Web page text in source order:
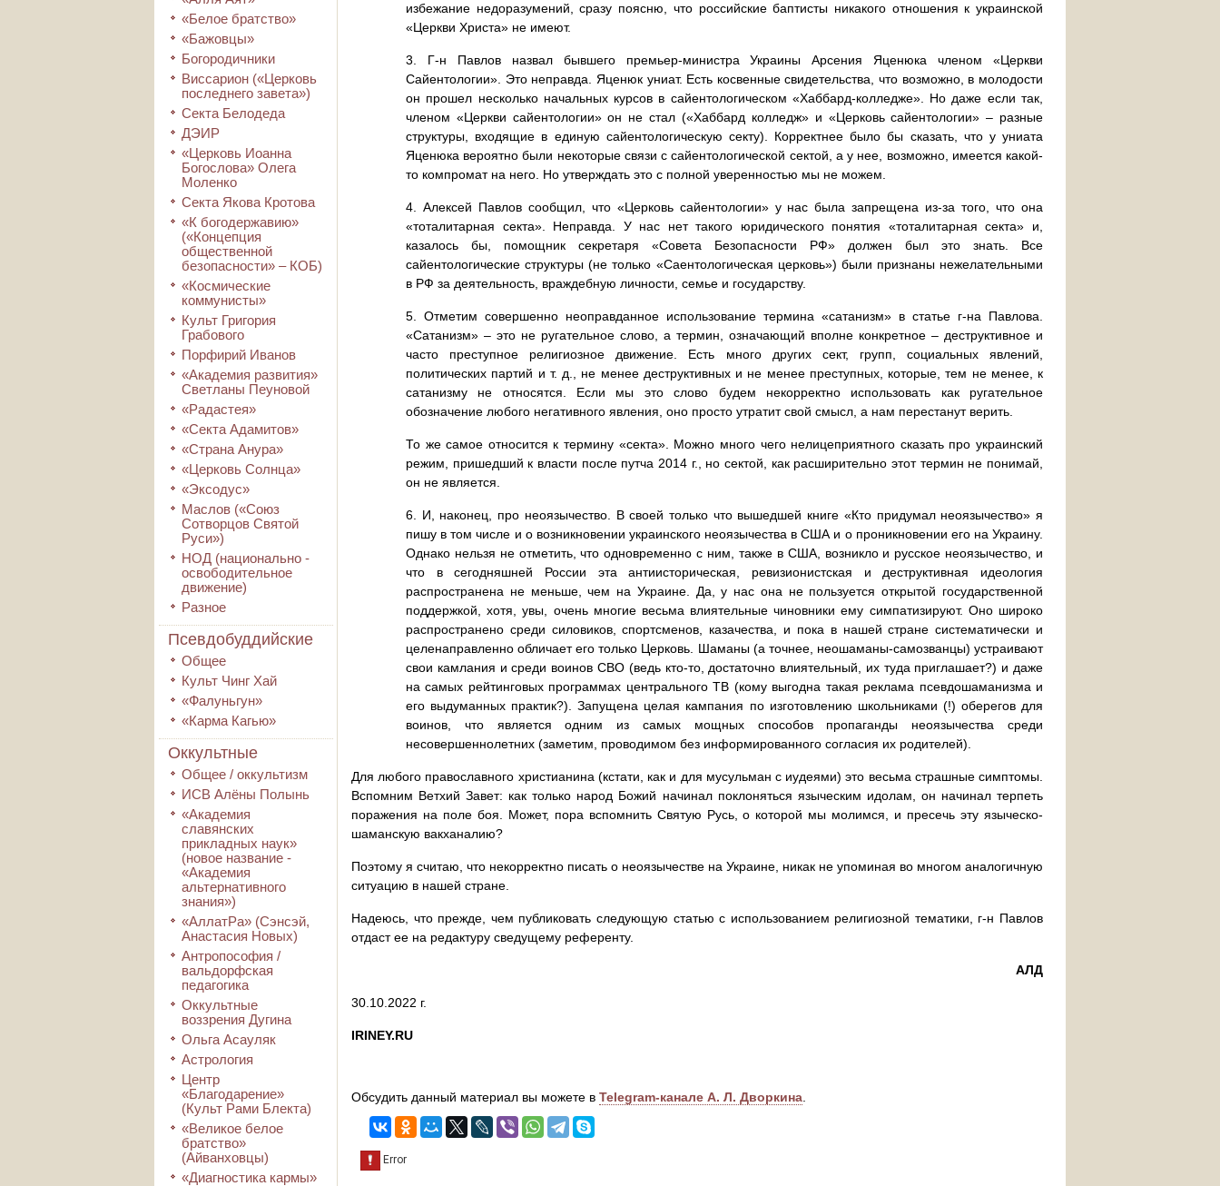
«Белое братство»
«Бажовцы»
Богородичники
Виссарион («Церковь
последнего завета»)
Секта Белодеда
ДЭИР
«Церковь Иоанна
Богослова» Олега
Моленко
Секта Якова Кротова
«К богодержавию»
(«Концепция
общественной
безопасности» – КОБ)
«Космические
коммунисты»
Культ Григория
Грабового
Порфирий Иванов
«Академия развития»
Светланы Пеуновой
«Радастея»
«Секта Адамитов»
«Страна Анура»
«Церковь Солнца»
«Эксодус»
Маслов («Союз
Сотворцов Святой
Руси»)
НОД (национально -
освободительное
движение)
Разное
Псевдобуддийские
Общее
Культ Чинг Хай
«Фалуньгун»
«Карма Кагью»
Оккультные
Общее / оккультизм
ИСВ Алёны Полынь
«Академия
славянских
прикладных наук»
(новое название -
«Академия
альтернативного
знания»)
«АллатРа» (Сэнсэй,
Анастасия Новых)
Антропософия /
вальдорфская
педагогика
Оккультные
воззрения Дугина
Ольга Асауляк
Астрология
Центр
«Благодарение»
(Культ Рами Блекта)
«Великое белое
братство»
(Айванховцы)
«Диагностика кармы»
избежание недоразумений, сразу поясню, что российские баптисты никакого отношения к украинской
«Церкви Христа» не имеют.
3. Г-н Павлов назвал бывшего премьер-министра Украины Арсения Яценюка членом «Церкви
Сайентологии». Это неправда. Яценюк униат. Есть косвенные свидетельства, что возможно, в молодости
он прошел несколько начальных курсов в сайентологическом «Хаббард-колледже». Но даже если так,
членом «Церкви сайентологии» он не стал («Хаббард колледж» и «Церковь сайентологии» – разные
структуры, входящие в единую сайентологическую секту). Корректнее было бы сказать, что у униата
Яценюка вероятно были некоторые связи с сайентологической сектой, а у нее, возможно, имеется какой-
то компромат на него. Но утверждать это с полной уверенностью мы не можем.
4. Алексей Павлов сообщил, что «Церковь сайентологии» у нас была запрещена из-за того, что она
«тоталитарная секта». Неправда. У нас нет такого юридического понятия «тоталитарная секта» и,
казалось бы, помощник секретаря «Совета Безопасности РФ» должен был это знать. Все
сайентологические структуры (не только «Саентологическая церковь») были признаны нежелательными
в РФ за деятельность, враждебную личности, семье и государству.
5. Отметим совершенно неоправданное использование термина «сатанизм» в статье г-на Павлова.
«Сатанизм» – это не ругательное слово, а термин, означающий вполне конкретное – деструктивное и
часто преступное религиозное движение. Есть много других сект, групп, социальных явлений,
политических партий и т. д., не менее деструктивных и не менее преступных, которые, тем не менее, к
сатанизму не относятся. Если мы это слово будем некорректно использовать как ругательное
обозначение любого негативного явления, оно просто утратит свой смысл, а нам перестанут верить.
То же самое относится к термину «секта». Можно много чего нелицеприятного сказать про украинский
режим, пришедший к власти после путча 2014 г., но сектой, как расширительно этот термин не понимай,
он не является.
6. И, наконец, про неоязычество. В своей только что вышедшей книге «Кто придумал неоязычество» я
пишу в том числе и о возникновении украинского неоязычества в США и о проникновении его на Украину.
Однако нельзя не отметить, что одновременно с ним, также в США, возникло и русское неоязычество, и
что в сегодняшней России эта антиисторическая, ревизионистская и деструктивная идеология
распространена не меньше, чем на Украине. Да, у нас она не пользуется открытой государственной
поддержкой, хотя, увы, очень многие весьма влиятельные чиновники ему симпатизируют. Оно широко
распространено среди силовиков, спортсменов, казачества, и пока в нашей стране систематически и
целенаправленно обличает его только Церковь. Шаманы (а точнее, неошаманы-самозванцы) устраивают
свои камлания и среди воинов СВО (ведь кто-то, достаточно влиятельный, их туда приглашает?) и даже
на самых рейтинговых программах центрального ТВ (кому выгодна такая реклама псевдошаманизма и
его выдуманных практик?). Запущена целая кампания по изготовлению школьниками (!) оберегов для
воинов, что является одним из самых мощных способов пропаганды неоязычества среди
несовершеннолетних (заметим, проводимом без информированного согласия их родителей).
Для любого православного христианина (кстати, как и для мусульман с иудеями) это весьма страшные симптомы.
Вспомним Ветхий Завет: как только народ Божий начинал поклоняться языческим идолам, он начинал терпеть
поражения на поле боя. Может, пора вспомнить Святую Русь, о которой мы молимся, и пресечь эту языческо-
шаманскую вакханалию?
Поэтому я считаю, что некорректно писать о неоязычестве на Украине, никак не упоминая во многом аналогичную
ситуацию в нашей стране.
Надеюсь, что прежде, чем публиковать следующую статью с использованием религиозной тематики, г-н Павлов
отдаст ее на редактуру сведущему референту.
АЛД
30.10.2022 г.
IRINEY.RU
Обсудить данный материал вы можете в Telegram-канале А. Л. Дворкина